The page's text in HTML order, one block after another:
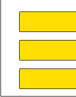
Magazine